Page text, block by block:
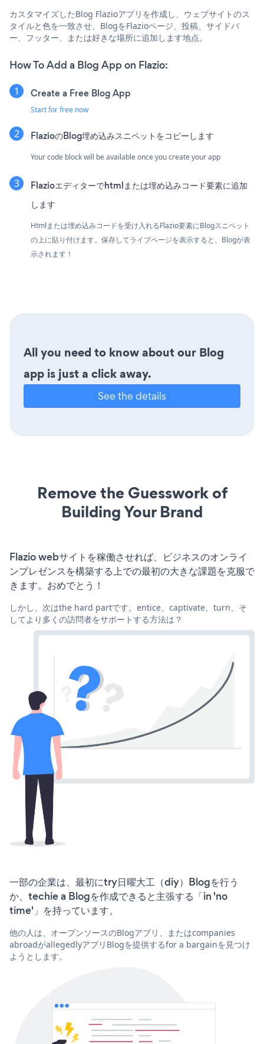
カスタマイズしたBlog Flazioアプリを作成し、ウェブサイトのス
タイルと色を一致させ、BlogをFlazioページ、投稿、サイドバ
ー、フッター、または好きな場所に追加します地点。
How To Add a Blog App on Flazio:
Create a Free Blog App
Start for free now
FlazioのBlog埋め込みスニペットをコピーします
Your code block will be available once you create your app
Flazioエディターでhtmlまたは埋め込みコード要素に追加
します
Htmlまたは埋め込みコードを受け入れるFlazio要素にBlogスニペット
の上に貼り付けます。保存してライブページを表示すると、Blogが表
示されます！
All you need to know about our Blog
app is just a click away.
See the details
Remove the Guesswork of
Building Your Brand
Flazio webサイトを稼働させれば、ビジネスのオンライ
ンプレゼンスを構築する上での最初の大きな課題を克服で
きます。おめでとう！
しかし、次はthe hard partです。entice、captivate、turn、そ
してより多くの訪問者をサポートする方法は？
一部の企業は、最初にtry日曜大工（diy）Blogを行う
か、techie a Blogを作成できると主張する「in 'no
time'」を持っています。
他の人は、オープンソースのBlogアプリ、またはcompanies
abroadがallegedlyアプリBlogを提供するfor a bargainを見つけ
ようとします。